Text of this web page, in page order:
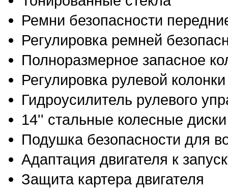
Ремни безопасности
Регулировка ремней
Полноразмерное запасное
Регулировка рулевой
Гидроусилитель рулевого
14'' стальные колесные
Подушка безопасности для
Адаптация двигателя к
Защита картера двигателя